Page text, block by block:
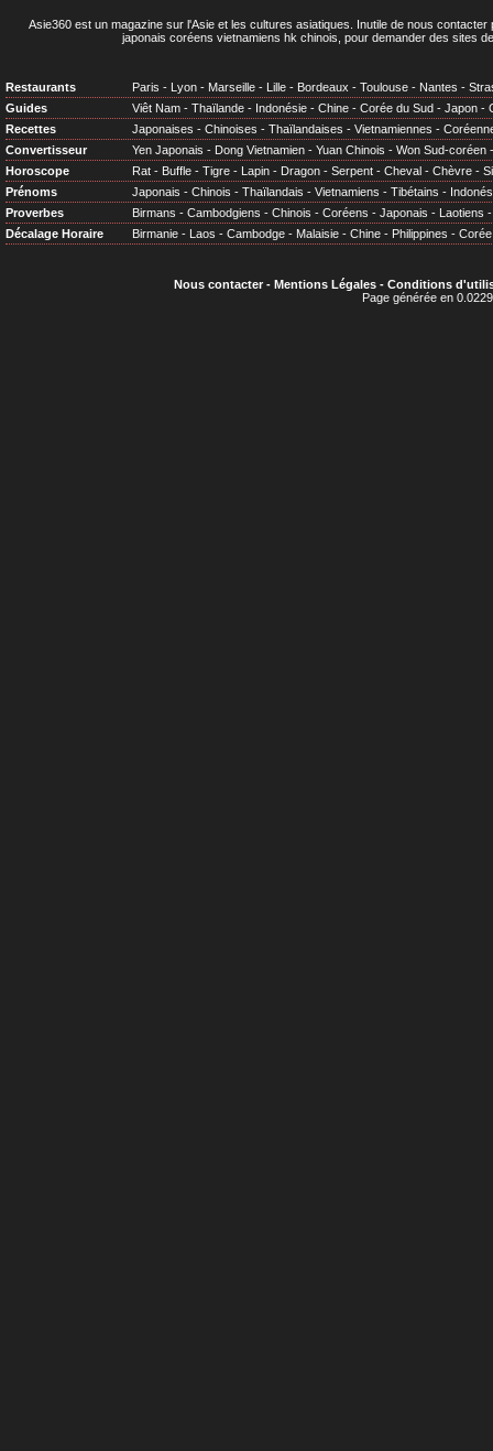
Asie360 est un magazine sur l'Asie et les cultures asiatiques . Inutile de nous
japonais coréens vietnamiens hk chinois, pour demander des sites
Restaurants Paris - Lyon - Marseille - Lille - Bordeaux - Toulouse - Nantes -
Guides
Viêt Nam - Thaïlande - Indonésie - Chine - Corée du Sud - Japon -
Recettes
Japonaises - Chinoises - Thaïlandaises - Vietnamiennes -
Convertisseur
Yen Japonais - Dong Vietnamien - Yuan Chinois - Won Sud-coréen
Horoscope
Rat - Buffle - Tigre - Lapin - Dragon - Serpent - Cheval - Chèvre -
Prénoms
Japonais - Chinois - Thaïlandais - Vietnamiens - Tibétains -
Proverbes
Birmans - Cambodgiens - Chinois - Coréens - Japonais - Laotiens
Décalage Horaire
Birmanie - Laos - Cambodge - Malaisie - Chine - Philippines - Corée
Nous contacter- Mentions Légales- Conditions
Page générée en